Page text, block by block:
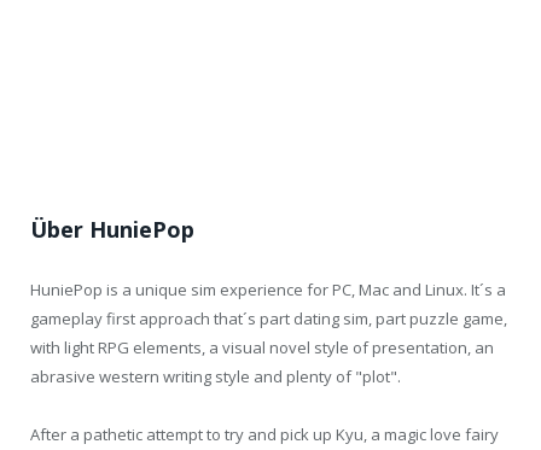
Über HuniePop
HuniePop is a unique sim experience for PC, Mac and Linux. It´s a
gameplay first approach that´s part dating sim, part puzzle game,
with light RPG elements, a visual novel style of presentation, an
abrasive western writing style and plenty of "plot".
After a pathetic attempt to try and pick up Kyu, a magic love fairy